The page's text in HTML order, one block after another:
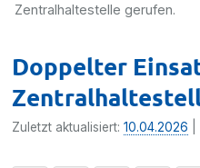
Zentralhaltestelle gerufen.
Doppelter
Zuletzt aktualisiert:10.04.2026